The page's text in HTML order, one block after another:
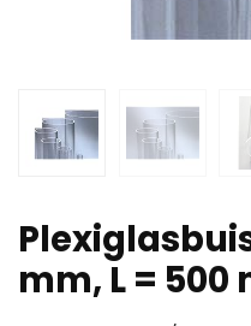
mm, L =